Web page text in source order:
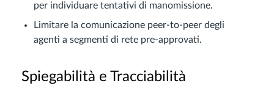
per individuare tentativi di manomissione.
Limitare la comunicazione peer-to-peer degli
agenti a segmenti di rete pre-approvati.
Spiegabilità e Tracciabilità